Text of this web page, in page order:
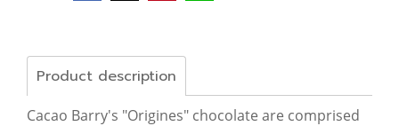
Product description
Cacao Barry's "Origines" chocolate are comprised